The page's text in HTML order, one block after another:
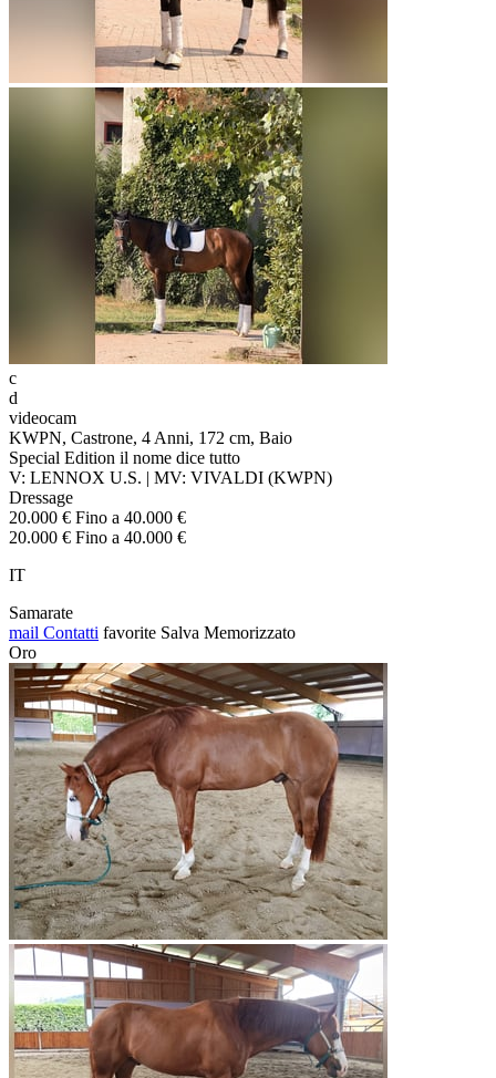
c
d
videocam
KWPN, Castrone, 4 Anni, 172 cm, Baio
Special Edition il nome dice tutto
V: LENNOX U.S. | MV: VIVALDI (KWPN)
Dressage
20.000 € Fino a 40.000 €
20.000 € Fino a 40.000 €
IT
Samarate
mail Contatti favorite Salva Memorizzato
Oro